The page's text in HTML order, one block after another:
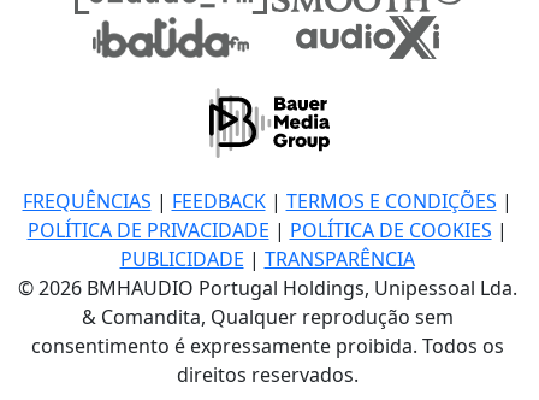
FREQUÊNCIAS | FEEDBACK| TERMOS E CONDIÇÕES |
POLÍTICA DE PRIVACIDADE | POLÍTICA DE COOKIES |
PUBLICIDADE | TRANSPARÊNCIA
© 2026 BMHAUDIO Portugal Holdings, Unipessoal Lda.
& Comandita, Qualquer reprodução sem
consentimento é expressamente proibida. Todos os
direitos reservados.